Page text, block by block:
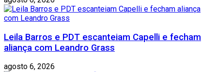
Leila Barros e PDT escanteiam Capelli e fecham
aliança com Leandro Grass
agosto 6, 2026